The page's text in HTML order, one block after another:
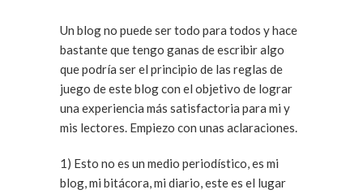
Un blog no puede ser todo para todos y hace
bastante que tengo ganas de escribir algo
que podría ser el principio de las reglas de
juego de este blog con el objetivo de lograr
una experiencia más satisfactoria para mi y
mis lectores. Empiezo con unas aclaraciones.
1) Esto no es un medio periodístico, es mi
blog, mi bitácora, mi diario, este es el lugar